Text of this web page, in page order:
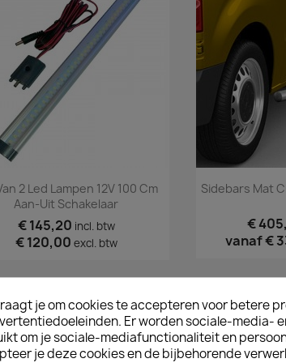
Snel bekijken
2 Led Lampen 12V 100 Cm
Aan-Uit Schakelaar
€ 145,20 incl. btw
€ 120,00 excl. btw

Sidebars Mat
€
vanaf€
je om cookies te accepteren voor betere
Er worden sociale-media-
om je sociale-mediafunctionaliteit en
je deze cookies en de bijbehorende